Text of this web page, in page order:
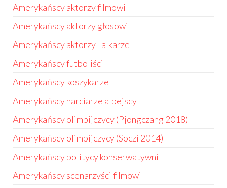
Amerykańscy aktorzy filmowi
Amerykańscy aktorzy głosowi
Amerykańscy aktorzy-lalkarze
Amerykańscy futboliści
Amerykańscy koszykarze
Amerykańscy narciarze alpejscy
Amerykańscy olimpijczycy (Pjongczang 2018)
Amerykańscy olimpijczycy (Soczi 2014)
Amerykańscy politycy konserwatywni
Amerykańscy scenarzyści filmowi